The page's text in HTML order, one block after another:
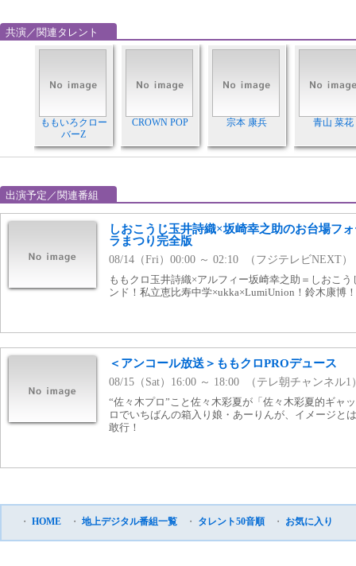
共演／関連タレント
ももいろクロー
バーZ
CROWN POP 宗本 康兵 青山 菜花
出演予定／関連番組
しおこうじ玉井詩織×坂崎幸之助のお台場フ
ラまつり完全版
08/14（Fri）00:00 ～ 02:10 （フジテレビNEXT）
ももクロ玉井詩織×アルフィー坂崎幸之助＝しおこ
ンド！私立恵比寿中学×ukka×LumiUnion！鈴木康博
＜アンコール放送＞ももクロPROデュース
08/15（Sat）16:00 ～ 18:00 （テレ朝チャンネル1
“佐々木プロ”こと佐々木彩夏が「佐々木彩夏的ギャ
ロでいちばんの箱入り娘・あーりんが、イメージと
敢行！
・ HOME ・ 地上デジタル番組一覧 ・ タレント50音順 ・ お気に入り